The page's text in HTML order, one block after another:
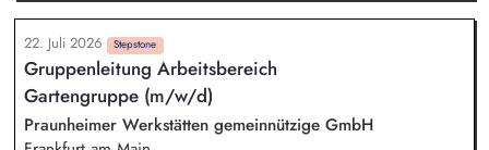
individuelle Bewegungsförderung) und passt diese an deren
persönliche Fähigkeiten und Bedarfe an. Du leitest
Gruppenangebote im Bereich Bewegung und Gesundheit
(z.B. Gymnastik oder Nordic Walking) und stärkst so die
Mobilität, das Wohlbefinden und die soziale Teilhabe unserer
Bewohner*innen. Du übernimmst aktiv Betreuungsaufgaben
22. Juli 2026 Stepstone
Gruppenleitung Arbeitsbereich
Gartengruppe (m/w/d)
Praunheimer Werkstätten gemeinnützige GmbH